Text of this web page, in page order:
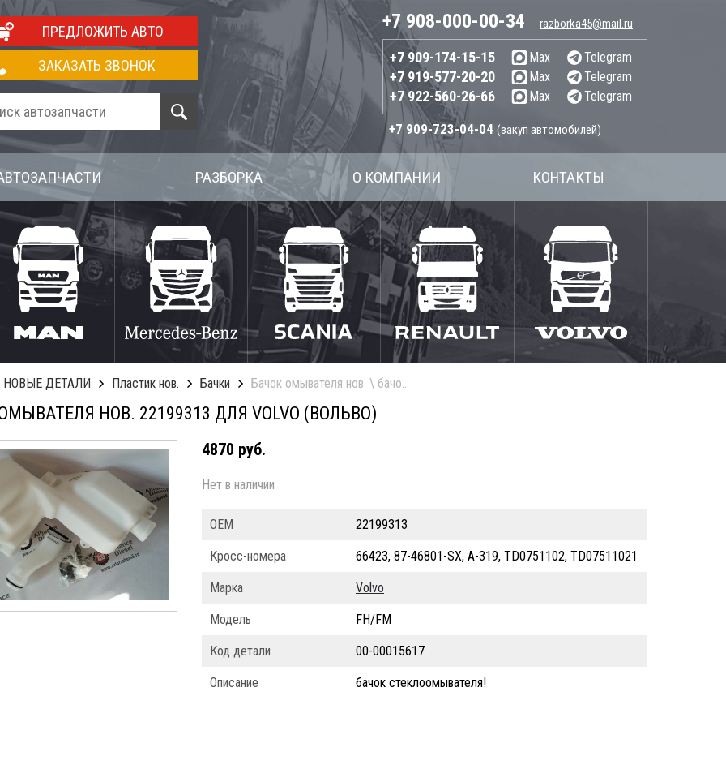
ПРЕДЛОЖИТЬ АВТО
ЗАКАЗАТЬ ЗВОНОК
+7 908-000-00-34 razborka45@mail.ru
+7 909-174-15-15 Max Telegram
+7 919-577-20-20 Max Telegram
+7 922-560-26-66 Max Telegram
+7 909-723-04-04 (закуп автомобилей)
РАЗБОРКА О КОМПАНИИ КОНТАКТЫ
НОВЫЕ ДЕТАЛИ Пластик нов. Бачки Бачок омывателя нов. \ бачок стеклоомывателя!\ Volvo FH/FM/NH 9/10/12/13/16
НОВ. 22199313 ДЛЯ VOLVO (ВОЛЬВО)
4870 руб.
Нет в наличии
ОЕМ 22199313
Кросс-номера 66423, 87-46801-SX, A-319, TD0751102, TD07511021
Марка Volvo
Модель FH/FM
Код детали 00-00015617
Описание бачок стеклоомывателя!